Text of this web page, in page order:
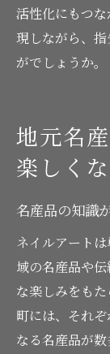
活性化にもつ
現しながら、
がでしょうか。
地元名
楽しく
名産品の知識
ネイルアート
域の名産品や
な楽しみをも
町には、それ
なる名産品が